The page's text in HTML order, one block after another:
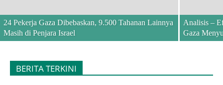
24 Pekerja Gaza Dibebaskan, 9.500 Tahanan Lainnya
Masih di Penjara Israel
Analisis –
Gaza
BERITA TERKINI